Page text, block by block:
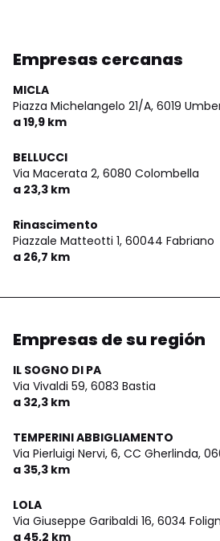
Empresas cercanas
MICLA
Piazza Michelangelo 21/A, 6019
a 19,9 km
BELLUCCI
Via Macerata 2, 6080 Colombella
a 23,3 km
Rinascimento
Piazzale Matteotti 1, 60044 Fabriano
a 26,7 km
Empresas de su región
IL SOGNO DI PA
Via Vivaldi 59, 6083 Bastia
a 32,3 km
TEMPERINI ABBIGLIAMENTO
Via Pierluigi Nervi, 6, CC Gherlinda,
a 35,3 km
LOLA
Via Giuseppe Garibaldi 16, 6034
a 45,2 km